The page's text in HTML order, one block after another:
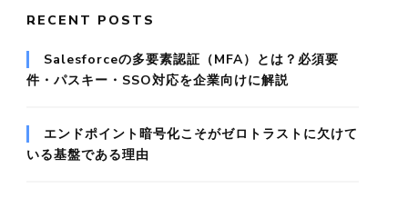
RECENT POSTS
Salesforceの多要素認証（MFA）とは？必須要
件・パスキー・SSO対応を企業向けに解説
エンドポイント暗号化こそがゼロトラストに欠けて
いる基盤である理由